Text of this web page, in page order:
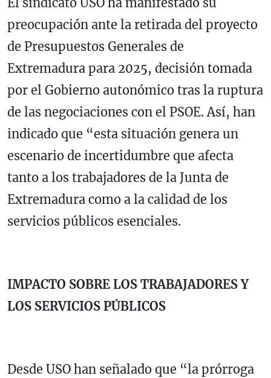
preocupación ante la retirada del proyecto
de Presupuestos Generales de
Extremadura para 2025, decisión tomada
por el Gobierno autonómico tras la ruptura
de las negociaciones con el PSOE. Así, han
indicado que “esta situación genera un
escenario de incertidumbre que afecta
tanto a los trabajadores de la Junta de
Extremadura como a la calidad de los
servicios públicos esenciales.
IMPACTO SOBRE LOS TRABAJADORES Y
LOS SERVICIOS PÚBLICOS
Desde USO han señalado que “la prórroga